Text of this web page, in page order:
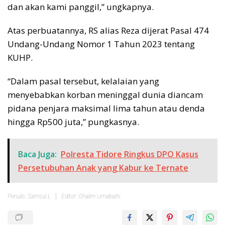
dan akan kami panggil,” ungkapnya.
Atas perbuatannya, RS alias Reza dijerat Pasal 474
Undang-Undang Nomor 1 Tahun 2023 tentang
KUHP.
“Dalam pasal tersebut, kelalaian yang
menyebabkan korban meninggal dunia diancam
pidana penjara maksimal lima tahun atau denda
hingga Rp500 juta,” pungkasnya.
Baca Juga: Polresta Tidore Ringkus DPO Kasus
Persetubuhan Anak yang Kabur ke Ternate
Penulis: Samsul L Editor: Ghalim Umabaihi